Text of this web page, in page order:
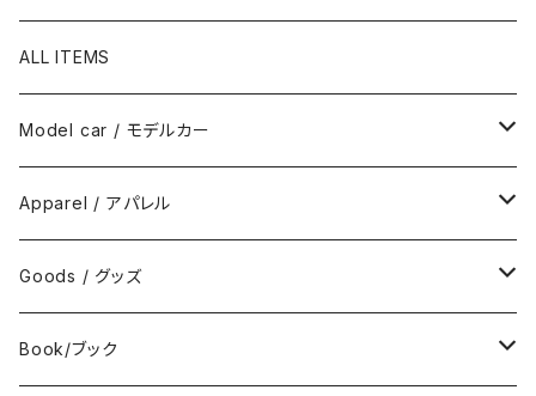
ALL ITEMS
Model car / モデルカー
FIAT
ABARTH
DeAGOSTINI
Apparel / アパレル
Wear / ウエア
Bag / バッグ
Goods / グッズ
Sticker / ステッカー
Book/ブック